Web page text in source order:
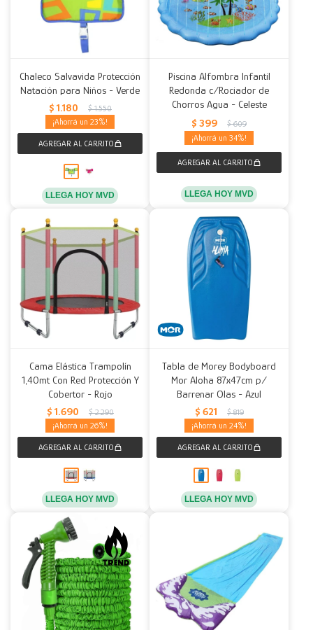
Chaleco Salvavida Protección
Natación para Niños - Verde
$ 1.180 $ 1.550
23
LLEGA HOY MVD
Piscina Alfombra Infantil
Redonda c/Rociador de
Chorros Agua - Celeste
$ 399 $ 609
34
LLEGA HOY MVD
Cama Elástica Trampolín
1,40mt Con Red Protección Y
Cobertor - Rojo
$ 1.690 $ 2.290
26
LLEGA HOY MVD
Tabla de Morey Bodyboard
Mor Aloha 87x47cm p/
Barrenar Olas - Azul
$ 621 $ 819
24
LLEGA HOY MVD